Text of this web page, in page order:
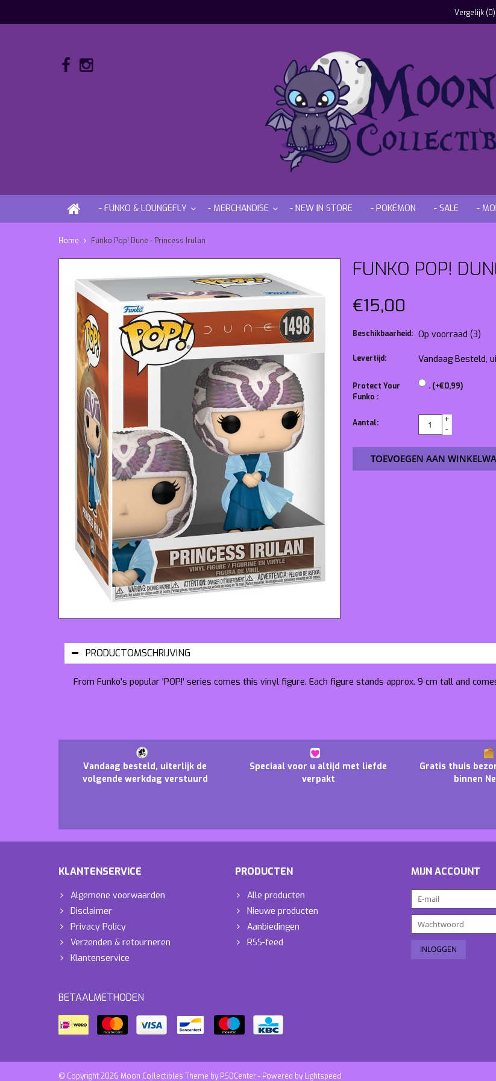
Vergelijk (0)
- FUNKO & LOUNGEFLY - MERCHANDISE - NEW IN STORE - POKÉMON - SALE -
Home Funko Pop! Dune - Princess Irulan
FUNKO POP!
€15,00
Beschikbaarheid: Op voorraad (3)
Levertijd: Vandaag Besteld,
Protect Your
Funko :
. (+€0,99)
Aantal:
+
-
TOEVOEGEN AAN
PRODUCTOMSCHRIJVING
From Funko's popular 'POP!' series comes this vinyl figure. Each figure stands approx. 9 cm tall and
Vandaag besteld, uiterlijk de
volgende werkdag verstuurd
Speciaal voor u altijd met liefde
verpakt
Gratis thuis
binnen
KLANTENSERVICE
Algemene voorwaarden
Disclaimer
Privacy Policy
Verzenden & retourneren
Klantenservice
PRODUCTEN
Alle producten
Nieuwe producten
Aanbiedingen
RSS-feed
MIJN ACCOUNT
BETAALMETHODEN
© Copyright 2026 Moon Collectibles Theme by PSDCenter- Powered by Lightspeed